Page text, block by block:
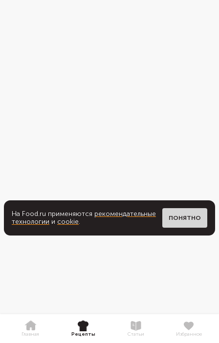
На Food.ru применяются рекомендательные
технологии и cookie. ПОНЯТНО
Главная Рецепты Статьи Избранное